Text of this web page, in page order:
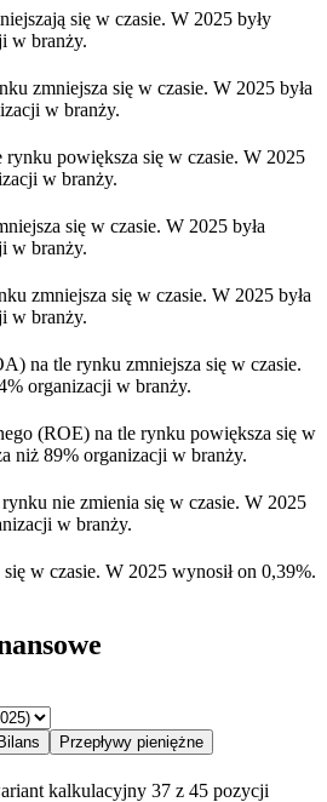
się w czasie. W 2025 były
w branży.
zmniejsza się w czasie. W 2025 była
w branży.
rynku powiększa się w czasie. W 2025
w branży.
się w czasie. W 2025 była
w branży.
zmniejsza się w czasie. W 2025 była
w branży.
na tle rynku zmniejsza się w czasie.
organizacji w branży.
(ROE) na tle rynku powiększa się w
niż 89% organizacji w branży.
nie zmienia się w czasie. W 2025
w branży.
w czasie. W 2025 wynosił on 0,39%.
Bilans
Przepływy pieniężne
kalkulacyjny 37 z 45 pozycji